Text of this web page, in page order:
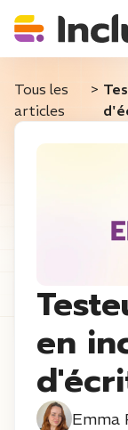
Tous les
articles
>
en
Emma